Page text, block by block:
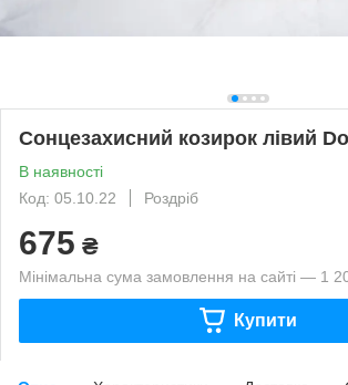
Сонцезахисний козирок лівий
В наявності
Код: 05.10.22
Роздріб
675 ₴
Мінімальна сума замовлення на сайті — 1
Купити